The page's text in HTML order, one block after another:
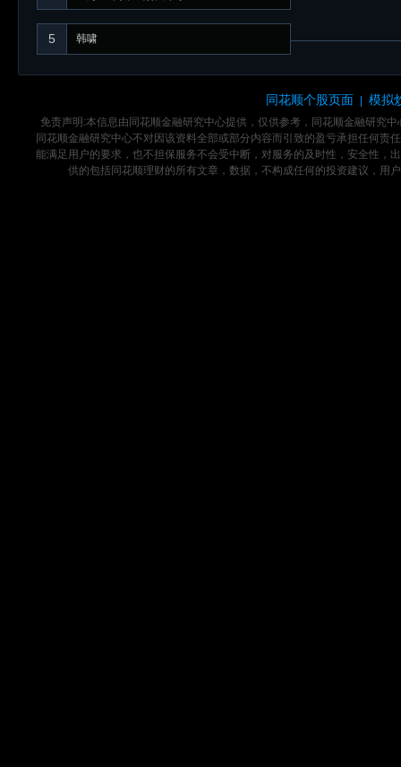
5 韩啸
同花顺个股页面 模拟
免责声明:本信息由同花顺金融研究中心提供，仅供参考，同花顺金融研究
同花顺金融研究中心不对因该资料全部或部分内容而引致的盈亏承担任何
能满足用户的要求，也不担保服务不会受中断，对服务的及时性，安全性，
供的包括同花顺理财的所有文章，数据，不构成任何的投资建议，用